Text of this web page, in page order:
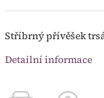
Stříbrný přívěšek
Detailní informace